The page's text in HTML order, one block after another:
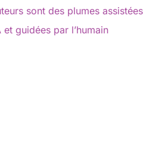
sont des plumes assistées
et guidées par l’humain